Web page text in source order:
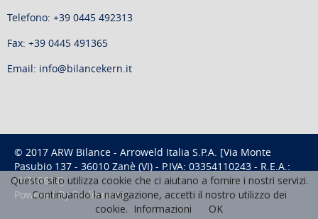
Telefono: +39 0445 492313
Fax: +39 0445 491365
Email: info@bilancekern.it
© 2017 ARW Bilance - Arroweld Italia S.P.A. [Via Monte
Pasubio 137 - 36010 Zanè (VI) - P.IVA: 03354110243 - R.E.A.:
VI/318614]
Powered ByPerformarsi
Questo sito utilizza cookie che ci aiutano a fornire i nostri servizi.
Continuando la navigazione, accetti il nostro utilizzo dei
cookie. Informazioni OK